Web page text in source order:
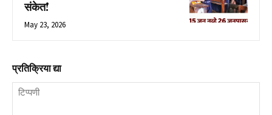
संकेत!
May 23, 2026
प्रतिक्रिया द्या